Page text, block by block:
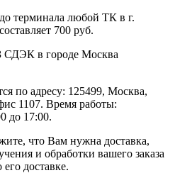
терминала любой ТК в г.
700 руб.
СДЭК в городе Москва
по адресу: 125499, Москва,
1107. Время работы:
до 17:00.
что Вам нужна доставка,
и обработки вашего заказа
доставке.